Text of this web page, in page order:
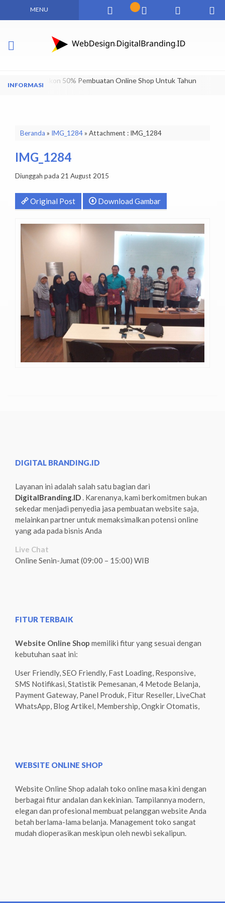
MENU
Dapatkan Diskon 50% Pembuatan Online Shop Untuk Tahun
Beranda » IMG_1284» Attachment : IMG_1284
IMG_1284
Diunggah pada 21 August 2015
Original Post Download Gambar
DIGITAL BRANDING.ID
Layanan ini adalah salah satu bagian dari
DigitalBranding.ID. Karenanya, kami berkomitmen bukan
sekedar menjadi penyedia jasa pembuatan website saja,
melainkan partner untuk memaksimalkan potensi online
yang ada pada bisnis Anda
Live Chat
Online Senin-Jumat (09:00 – 15:00) WIB
FITUR TERBAIK
Website Online Shop memiliki fitur yang sesuai dengan
kebutuhan saat ini:
User Friendly, SEO Friendly, Fast Loading, Responsive,
SMS Notifikasi, Statistik Pemesanan, 4 Metode Belanja,
Payment Gateway, Panel Produk, Fitur Reseller, LiveChat
WhatsApp, Blog Artikel, Membership, Ongkir Otomatis,
WEBSITE ONLINE SHOP
Website Online Shop adalah toko online masa kini dengan
berbagai fitur andalan dan kekinian. Tampilannya modern,
elegan dan profesional membuat pelanggan website Anda
betah berlama-lama belanja. Management toko sangat
mudah dioperasikan meskipun oleh newbi sekalipun.